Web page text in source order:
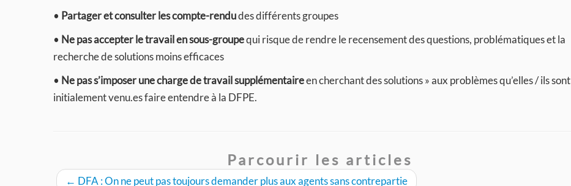
• Partager et consulter les compte-rendudes différents groupes
• Ne pas accepter le travail en sous-groupequi risque de rendre le recensement des questions, problématiques et la
recherche de solutions moins efficaces
• Ne pas s’imposer une charge de travail supplémentaireen cherchant des solutions » aux problèmes qu’elles / ils sont
initialement venu.es faire entendre à la DFPE.
Parcourir les articles
← DFA : On ne peut pas toujours demander plus aux agents sans contrepartie